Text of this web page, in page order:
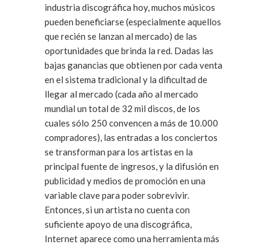
industria discográfica hoy, muchos músicos
pueden beneficiarse (especialmente aquellos
que recién se lanzan al mercado) de las
oportunidades que brinda la red. Dadas las
bajas ganancias que obtienen por cada venta
en el sistema tradicional y la dificultad de
llegar al mercado (cada año al mercado
mundial un total de 32 mil discos, de los
cuales sólo 250 convencen a más de 10.000
compradores), las entradas a los conciertos
se transforman para los artistas en la
principal fuente de ingresos, y la difusión en
publicidad y medios de promoción en una
variable clave para poder sobrevivir.
Entonces, si un artista no cuenta con
suficiente apoyo de una discográfica,
Internet aparece como una herramienta más